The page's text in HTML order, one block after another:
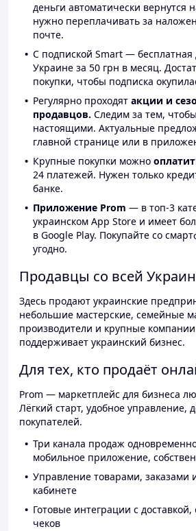
деньги автоматически вернутся
нужно переплачивать за
почте.
С подпиской Smart — бесплатная
Украине за 50 грн в месяц.
покупки, чтобы подписка
Регулярно проходят акции и
продавцов. Следим за тем,
настоящими. Актуальные
главной странице или в
Крупные покупки можно
24 платежей. Нужен только
банке.
Приложение Prom — в топ-3
украинском App Store и имеет
в Google Play. Покупайте со
угодно.
Продавцы со всей
Здесь продают украинские
небольшие мастерские, семейные
производители и крупные
поддерживает украинский бизнес.
Для тех, кто продаёт
Prom — маркетплейс для бизнеса
Лёгкий старт, удобное управление,
покупателей.
Три канала продаж
мобильное приложение,
Управление товарами, заказами
кабинете
Готовые интеграции с
чеков